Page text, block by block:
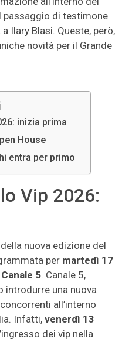
passaggio di testimone
Ilary Blasi. Queste, però,
novità per il Grande
inizia prima
House
entra per primo
Vip 2026:
della nuova edizione del
per martedì 17
Canale 5. Canale 5,
introdurre una nuova
all’interno
Infatti, venerdì 13
dei vip nella